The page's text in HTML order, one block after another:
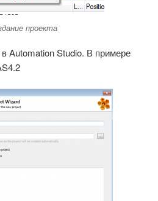
проекта
Automation Studio. В примере